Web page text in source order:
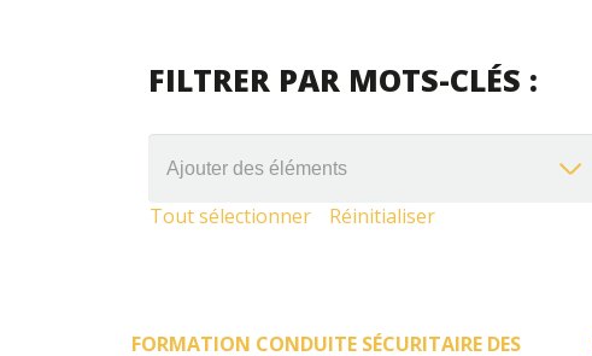
FILTRER PAR MOTS-CLÉS :
Tout sélectionner Réinitialiser
FORMATION CONDUITE SÉCURITAIRE DES